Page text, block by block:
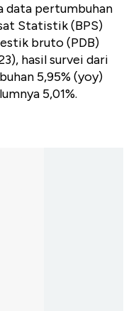
data pertumbuhan
Statistik (BPS)
bruto (PDB)
hasil survei dari
5,95% (yoy)
5,01%.